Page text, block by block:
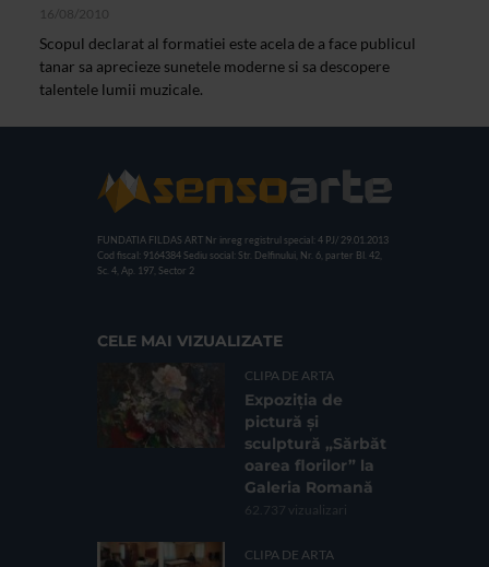
16/08/2010
Scopul declarat al formatiei este acela de a face publicul
tanar sa aprecieze sunetele moderne si sa descopere
talentele lumii muzicale.
FUNDATIA FILDAS ART Nr inreg registrul special: 4 PJ/ 29.01.2013
Cod fiscal: 9164384 Sediu social: Str. Delfinului, Nr. 6, parter Bl. 42,
Sc. 4, Ap. 197, Sector 2
CELE MAI VIZUALIZATE
CLIPA DE ARTA
Expoziția de
pictură și
sculptură „Sărbăt
oarea florilor” la
Galeria Romană
62.737 vizualizari
CLIPA DE ARTA